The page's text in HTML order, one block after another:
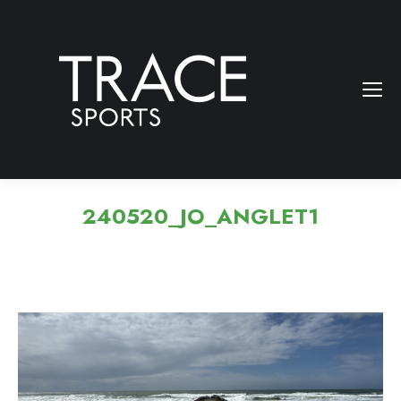
240520_JO_ANGLET1